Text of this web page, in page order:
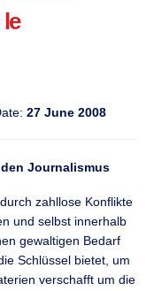
27 June 2008
Journalismus
zahllose Konflikte
und selbst innerhalb
gewaltigen Bedarf
Schlüssel bietet, um
verschafft um die